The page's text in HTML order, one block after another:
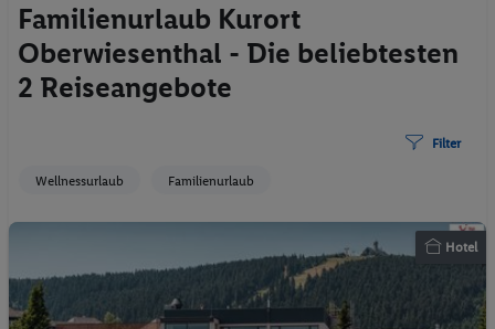
Familienurlaub Kurort
Oberwiesenthal - Die beliebtesten
2 Reiseangebote
Filter
Wellnessurlaub Familienurlaub
Hotel